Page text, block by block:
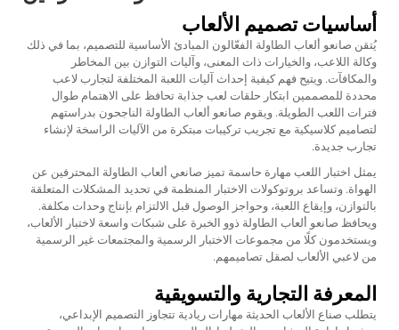
أساسيات تصميم الألعاب
يُتقن صانعو ألعاب الطاولة الفعّالون المبادئ الأساسية للتصميم، بما في ذلك
وكالة اللاعب، والخيارات ذات المعنى، وآليات التوازن بين المخاطر
والمكافآت. ويتيح فهم كيفية إحداث آليات اللعبة المختلفة لتجارب لاعب
محددة للمصممين ابتكار حلقات لعب جذابة تحافظ على الاهتمام طوال
فترات اللعب الطويلة. ويقوم صانعو ألعاب الطاولة الناجحون بدراستهم
لتصاميم كلاسيكية مع تجريب تركيبات مبتكرة من الآليات الراسخة لإنشاء
تجارب جديدة.
يمثل اختبار اللعب مهارة حاسمة تميز صانعي ألعاب الطاولة المحترفين عن
الهواة. وتساعد بروتوكولات الاختبار المنظمة في تحديد المشكلات المتعلقة
بالتوازن، وإيقاع اللعبة، وحواجز الوصول قبل الالتزام بإنتاج وحدات مكلفة.
ويحافظ صانعو ألعاب الطاولة ذوو الخبرة على شبكات واسعة لاختبار الألعاب،
ويستخدمون كلًا من مجموعات الاختبار الرسمية والمجتمعات غير الرسمية
من لاعبي الألعاب لصقل تصاميمهم.
المعرفة التجارية والتسويقية
يتطلب صناع الألعاب الحديثة مهارات ريادية تتجاوز التصميم الإبداعي،